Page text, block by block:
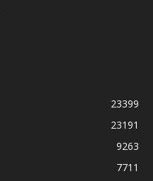
23399
23191
9263
7711